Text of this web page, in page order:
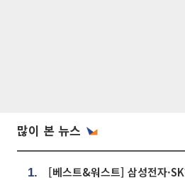
많이 본 뉴스
1.